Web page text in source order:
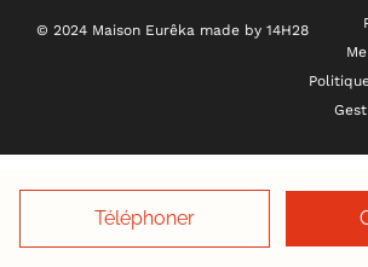
Téléphoner
© 2024 Maison Eurêka made by 14H28